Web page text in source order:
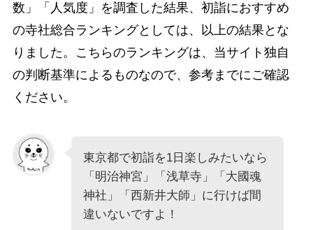
数」「人気度」を調査した結果、初詣におすすめ
の寺社総合ランキングとしては、以上の結果とな
りました。こちらのランキングは、当サイト独自
の判断基準によるものなので、参考までにご確認
ください。
東京都で初詣を1日楽しみたいなら
「明治神宮」「浅草寺」「大國魂
神社」「西新井大師」に行けば間
違いないですよ！